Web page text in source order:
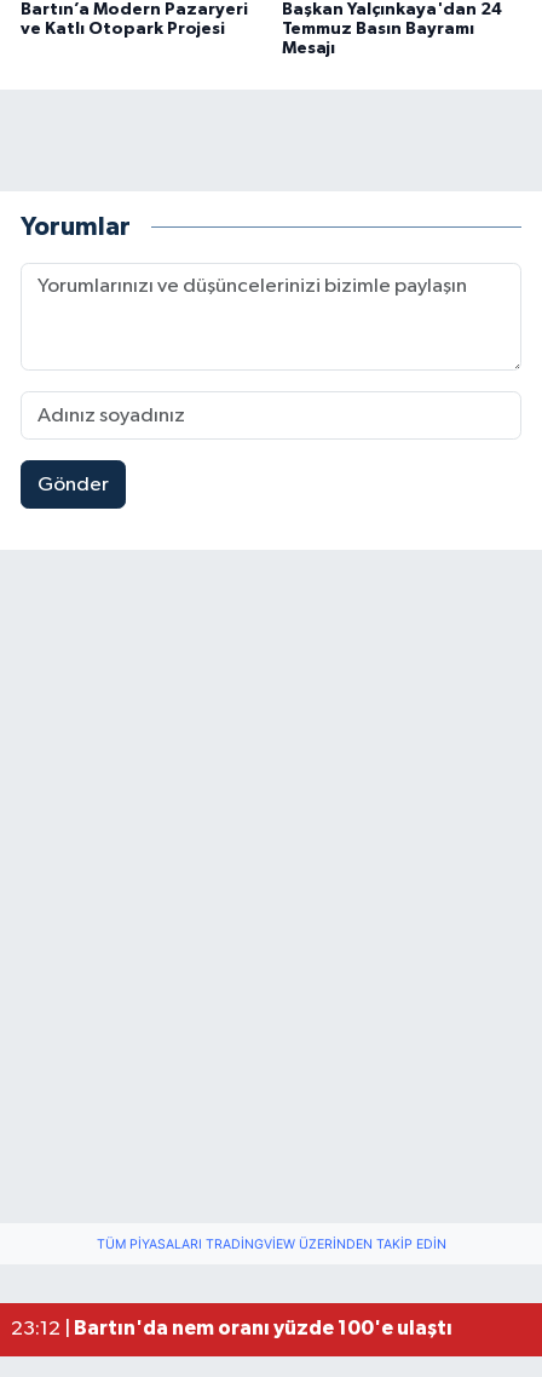
Bartın’a Modern Pazaryeri
ve Katlı Otopark Projesi
Başkan Yalçınkaya'dan 24
Temmuz Basın Bayramı
Mesajı
Yorumlar
Gönder
TÜM PIYASALARI TRADINGVIEW ÜZERINDEN TAKIP EDIN
23:12 |
Bartın'da nem oranı yüzde 100'e ulaştı